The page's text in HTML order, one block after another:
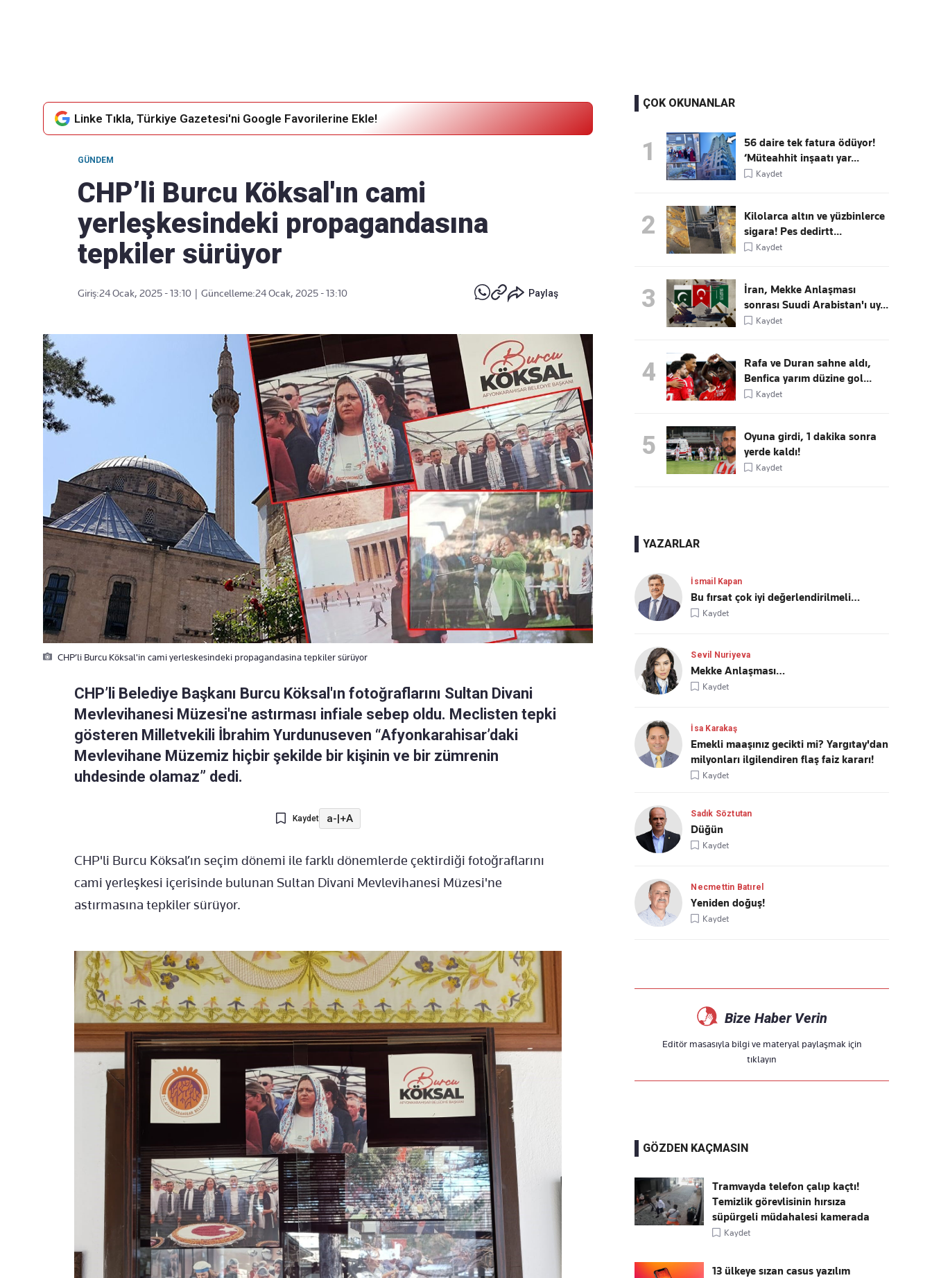
Linke Tıkla, Türkiye Gazetesi'ni Google Favorilerine Ekle!
GÜNDEM
CHP’li Burcu Köksal'ın cami
yerleşkesindeki propagandasına
tepkiler sürüyor
Giriş:24 Ocak, 2025 - 13:10 Güncelleme:24 Ocak, 2025 - 13:10 Paylaş
CHP’li Burcu Köksal'in cami yerleskesindeki propagandasina tepkiler sürüyor
CHP’li Belediye Başkanı Burcu Köksal'ın fotoğraflarını Sultan Divani
Mevlevihanesi Müzesi'ne astırması infiale sebep oldu. Meclisten tepki
gösteren Milletvekili İbrahim Yurdunuseven “Afyonkarahisar’daki
Mevlevihane Müzemiz hiçbir şekilde bir kişinin ve bir zümrenin
uhdesinde olamaz” dedi.
Kaydet a-|+A
CHP'li Burcu Köksal’ın seçim dönemi ile farklı dönemlerde çektirdiği fotoğraflarını
cami yerleşkesi içerisinde bulunan Sultan Divani Mevlevihanesi Müzesi'ne
astırmasına tepkiler sürüyor.
ÇOK OKUNANLAR
1
56 daire tek fatura ödüyor!
‘Müteahhit inşaatı yar...
Kaydet
2
Kilolarca altın ve yüzbinlerce
sigara! Pes dedirtt...
Kaydet
3
İran, Mekke Anlaşması
sonrası Suudi Arabistan'ı uy...
Kaydet
4
Rafa ve Duran sahne aldı,
Benfica yarım düzine gol...
Kaydet
5
Oyuna girdi, 1 dakika sonra
yerde kaldı!
Kaydet
YAZARLAR
İsmail Kapan
Bu fırsat çok iyi değerlendirilmeli…
Kaydet
Sevil Nuriyeva
Mekke Anlaşması…
Kaydet
İsa Karakaş
Emekli maaşınız gecikti mi? Yargıtay'dan
milyonları ilgilendiren flaş faiz kararı!
Kaydet
Sadık Söztutan
Düğün
Kaydet
Necmettin Batırel
Yeniden doğuş!
Kaydet
Bize Haber Verin
Editör masasıyla bilgi ve materyal paylaşmak için
tıklayın
GÖZDEN KAÇMASIN
Tramvayda telefon çalıp kaçtı!
Temizlik görevlisinin hırsıza
süpürgeli müdahalesi kamerada
Kaydet
13 ülkeye sızan casus yazılım